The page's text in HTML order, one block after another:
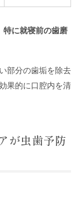
特に就寝前の歯磨
部分の歯垢を除去
果的に口腔内を清
が虫歯予防